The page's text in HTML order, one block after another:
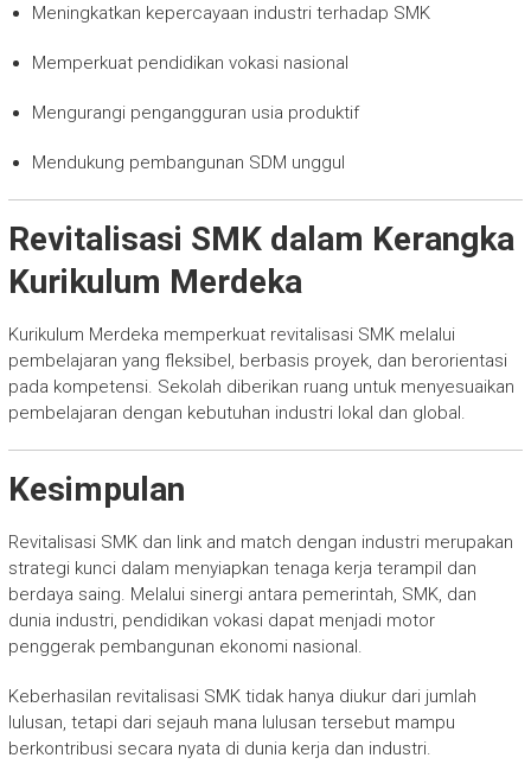
Meningkatkan kepercayaan industri terhadap SMK
Memperkuat pendidikan vokasi nasional
Mengurangi pengangguran usia produktif
Mendukung pembangunan SDM unggul
Revitalisasi SMK dalam Kerangka
Kurikulum Merdeka
Kurikulum Merdeka memperkuat revitalisasi SMK melalui
pembelajaran yang fleksibel, berbasis proyek, dan berorientasi
pada kompetensi. Sekolah diberikan ruang untuk menyesuaikan
pembelajaran dengan kebutuhan industri lokal dan global.
Kesimpulan
Revitalisasi SMK dan link and match dengan industri merupakan
strategi kunci dalam menyiapkan tenaga kerja terampil dan
berdaya saing. Melalui sinergi antara pemerintah, SMK, dan
dunia industri, pendidikan vokasi dapat menjadi motor
penggerak pembangunan ekonomi nasional.
Keberhasilan revitalisasi SMK tidak hanya diukur dari jumlah
lulusan, tetapi dari sejauh mana lulusan tersebut mampu
berkontribusi secara nyata di dunia kerja dan industri.